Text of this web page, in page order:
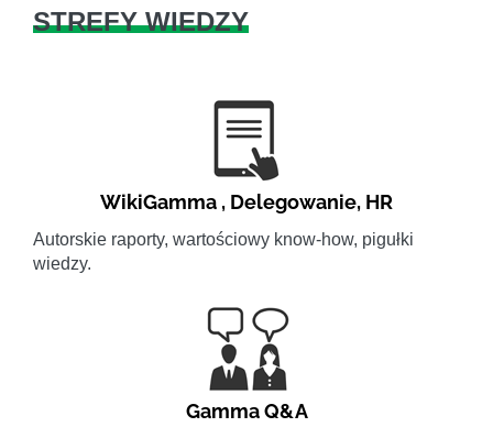
STREFY WIEDZY
WikiGamma , Delegowanie, HR
Autorskie raporty, wartościowy know-how, pigułki
wiedzy.
Gamma Q&A